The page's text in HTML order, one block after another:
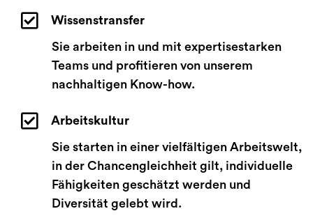
Wissenstransfer
Sie arbeiten in und mit expertisestarken
Teams und profitieren von unserem
nachhaltigen Know-how.
Arbeitskultur
Sie starten in einer vielfältigen Arbeitswelt,
in der Chancengleichheit gilt, individuelle
Fähigkeiten geschätzt werden und
Diversität gelebt wird.